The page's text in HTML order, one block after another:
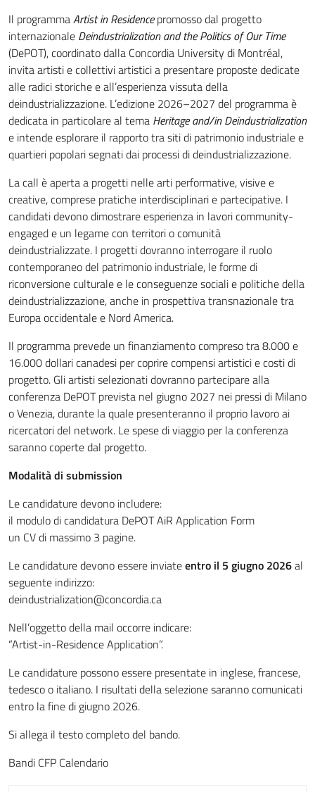
Il programmaArtist in Residencepromosso dal progetto
internazionale Deindustrialization and the Politics of Our Time
(DePOT), coordinato dalla Concordia University di Montréal,
invita artisti e collettivi artistici a presentare proposte dedicate
alle radici storiche e all’esperienza vissuta della
deindustrializzazione. L’edizione 2026–2027 del programma è
dedicata in particolare al tema Heritage and/in Deindustrialization
e intende esplorare il rapporto tra siti di patrimonio industriale e
quartieri popolari segnati dai processi di deindustrializzazione.
La call è aperta a progetti nelle arti performative, visive e
creative, comprese pratiche interdisciplinari e partecipative. I
candidati devono dimostrare esperienza in lavori community-
engaged e un legame con territori o comunità
deindustrializzate. I progetti dovranno interrogare il ruolo
contemporaneo del patrimonio industriale, le forme di
riconversione culturale e le conseguenze sociali e politiche della
deindustrializzazione, anche in prospettiva transnazionale tra
Europa occidentale e Nord America.
Il programma prevede un finanziamento compreso tra 8.000 e
16.000 dollari canadesi per coprire compensi artistici e costi di
progetto. Gli artisti selezionati dovranno partecipare alla
conferenza DePOT prevista nel giugno 2027 nei pressi di Milano
o Venezia, durante la quale presenteranno il proprio lavoro ai
ricercatori del network. Le spese di viaggio per la conferenza
saranno coperte dal progetto.
Modalità di submission
Le candidature devono includere:
il modulo di candidatura DePOT AiR Application Form
un CV di massimo 3 pagine.
Le candidature devono essere inviateentro il 5 giugno 2026al
seguente indirizzo:
deindustrialization@concordia.ca
Nell’oggetto della mail occorre indicare:
“Artist-in-Residence Application”.
Le candidature possono essere presentate in inglese, francese,
tedesco o italiano. I risultati della selezione saranno comunicati
entro la fine di giugno 2026.
Si allega il testo completo del bando.
Bandi CFP Calendario